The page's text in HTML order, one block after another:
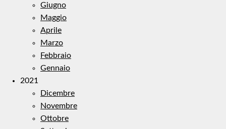
Giugno
Maggio
Aprile
Marzo
Febbraio
Gennaio
2021
Dicembre
Novembre
Ottobre